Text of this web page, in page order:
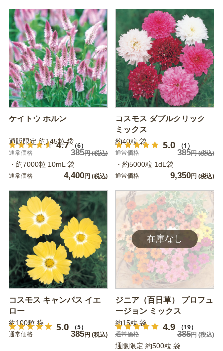
ケイトウ ホルン
4.7 （6）
通販限定 約145粒 袋
通常価格 385円(税込)
・約7000粒 10mL 袋
通常価格 4,400円 (税込)
コスモス ダブルクリック
ミックス
5.0 （1）
約40粒 袋
通常価格 385円(税込)
・約5000粒 1dL袋
通常価格 9,350円 (税込)
コスモス キャンパス イエ
ロー
5.0 （5）
約100粒 袋
通常価格 385円 (税込)
ジニア（百日草） プロフュ
ージョン ミックス
4.9 （19）
約15粒 袋
通常価格 385円(税込)
通販限定 約500粒 袋